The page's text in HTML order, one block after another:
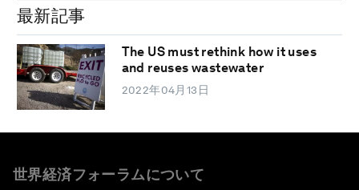
最新記事
The US must rethink how it uses
and reuses wastewater
2022年04月13日
世界経済フォーラムについて